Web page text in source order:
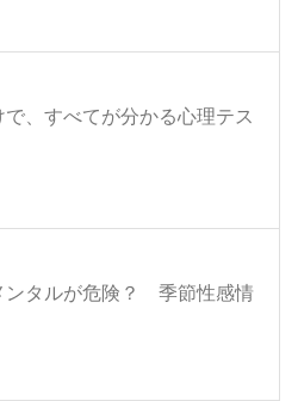
、すべてが分かる心理テス
ンタルが危険？ 季節性感情